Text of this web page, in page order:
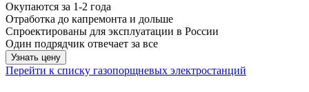
Окупаются за 1-2 года
Отработка до капремонта и дольше
Спроектированы для эксплуатации в России
Один подрядчик отвечает за все
Узнать цену
Перейти к списку газопорщневых электростанций